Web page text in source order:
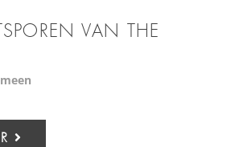
VAN THE